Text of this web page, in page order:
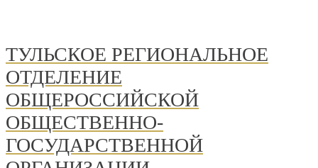
ТУЛЬСКОЕ РЕГИОНАЛЬНОЕ
ОТДЕЛЕНИЕ
ОБЩЕРОССИЙСКОЙ
ОБЩЕСТВЕННО-
ГОСУДАРСТВЕННОЙ